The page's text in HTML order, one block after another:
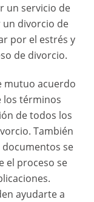
un servicio de
un divorcio de
por el estrés y
de divorcio.
mutuo acuerdo
los términos
de todos los
También
se
el proceso se
ayudarte a